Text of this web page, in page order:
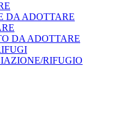
DA ADOTTARE
DA ADOTTARE
RIFUGIO